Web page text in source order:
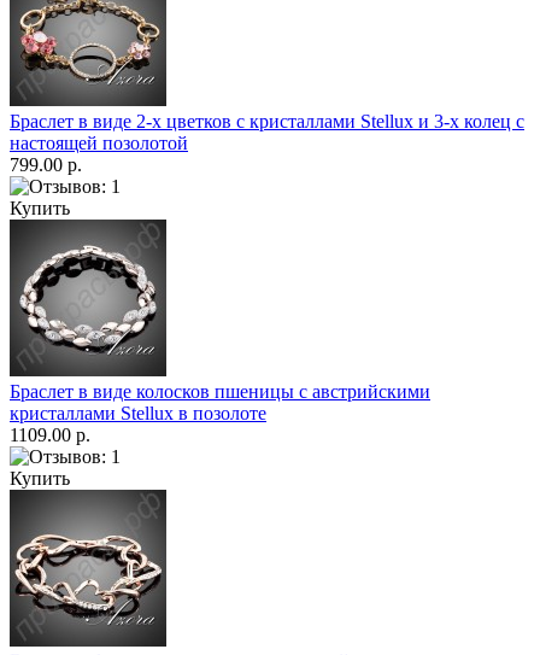
Браслет в виде 2-х цветков с кристаллами Stellux и 3-х колец с
настоящей позолотой
799.00 р.
Купить
Браслет в виде колосков пшеницы с австрийскими
кристаллами Stellux в позолоте
1109.00 р.
Купить